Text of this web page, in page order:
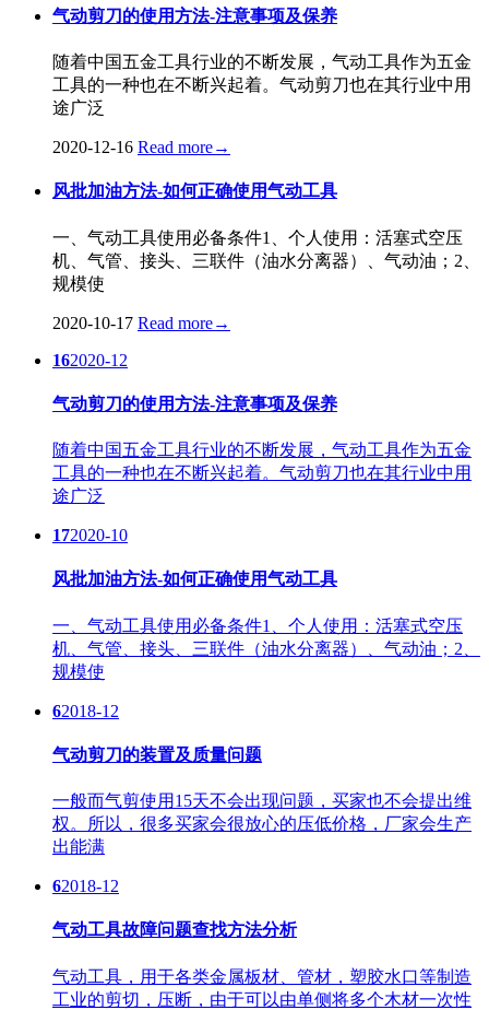
气动剪刀的使用方法-注意事项及保养
随着中国五金工具行业的不断发展，气动工具作为五金
工具的一种也在不断兴起着。气动剪刀也在其行业中用
途广泛
2020-12-16 Read more→
风批加油方法-如何正确使用气动工具
一、气动工具使用必备条件1、个人使用：活塞式空压
机、气管、接头、三联件（油水分离器）、气动油；2、
规模使
2020-10-17 Read more→
162020-12
气动剪刀的使用方法-注意事项及保养
随着中国五金工具行业的不断发展，气动工具作为五金
工具的一种也在不断兴起着。气动剪刀也在其行业中用
途广泛
172020-10
风批加油方法-如何正确使用气动工具
一、气动工具使用必备条件1、个人使用：活塞式空压
机、气管、接头、三联件（油水分离器）、气动油；2、
规模使
62018-12
气动剪刀的装置及质量问题
一般而气剪使用15天不会出现问题，买家也不会提出维
权。所以，很多买家会很放心的压低价格，厂家会生产
出能满
62018-12
气动工具故障问题查找方法分析
气动工具，用于各类金属板材、管材，塑胶水口等制造
工业的剪切，压断，由于可以由单侧将多个木材一次性